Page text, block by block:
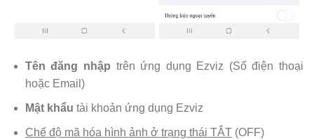
Tên đăng nhập trên ứng dụng Ezviz (Số điện thoại
hoặc Email)
Mật khẩu tài khoản ứng dụng Ezviz
Chế độ mã hóa hình ảnh ở trạng thái TẮT(OFF)